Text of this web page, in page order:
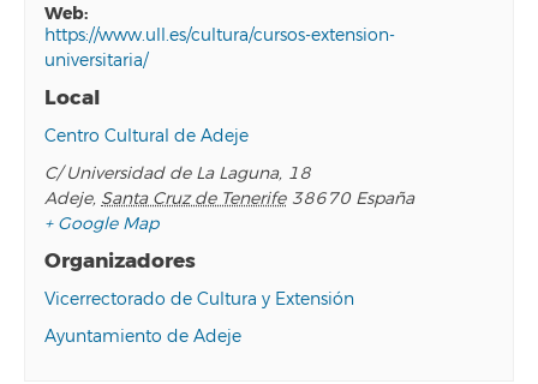
web:
https://www.ull.es/cultura/cursos-extension-
universitaria/
Local
Centro Cultural de Adeje
C/ Universidad de La Laguna, 18
Adeje, Santa Cruz de Tenerife 38670 España
+ Google Map
Organizadores
Vicerrectorado de Cultura y Extensión
Ayuntamiento de Adeje